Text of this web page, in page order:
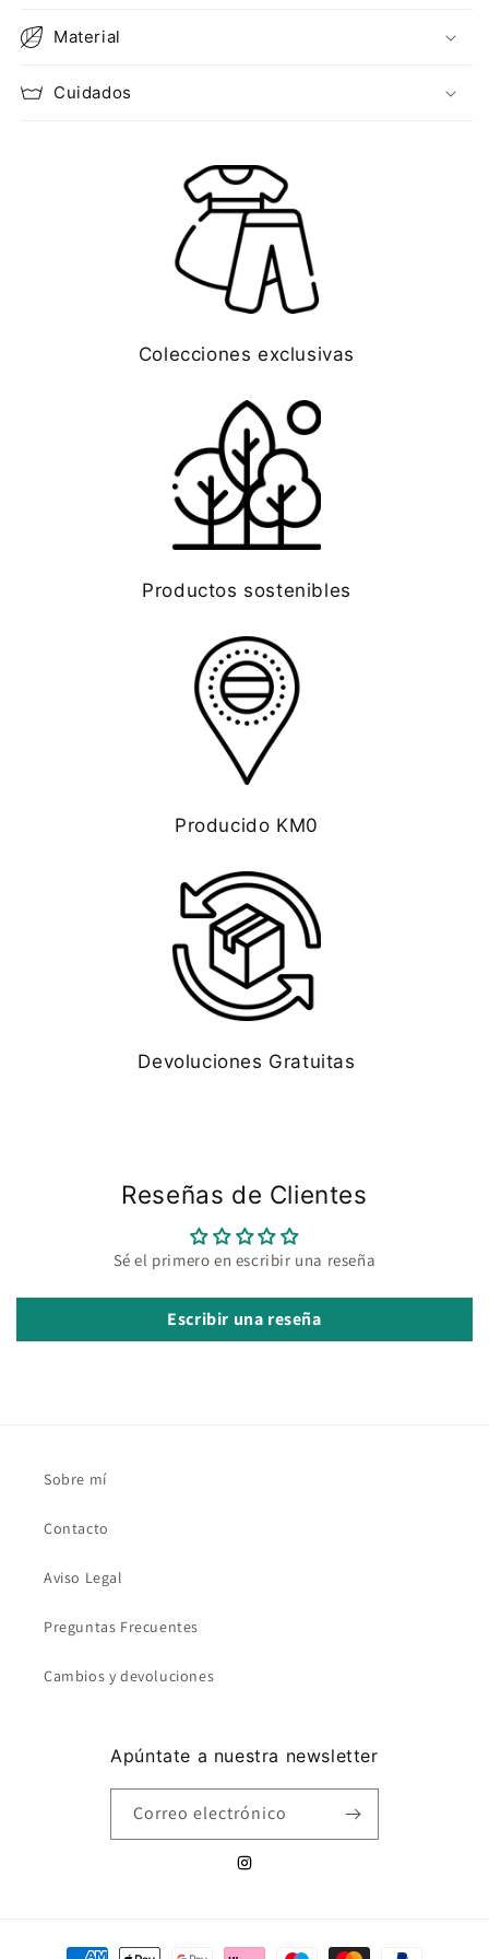
Material
Cuidados
Colecciones exclusivas
Productos sostenibles
Producido KM0
Devoluciones Gratuitas
Reseñas de Clientes
Sé el primero en escribir una reseña
Escribir una reseña
Sobre mí
Contacto
Aviso Legal
Preguntas Frecuentes
Cambios y devoluciones
Apúntate a nuestra newsletter
Correo electrónico
Instagram
Formas